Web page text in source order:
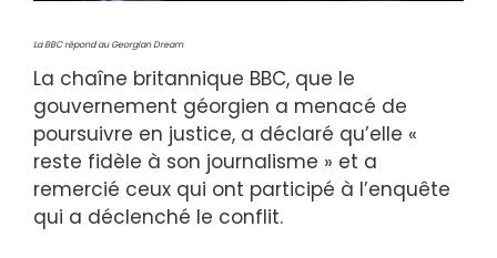
La BBC répond au Georgian Dream
La chaîne britannique BBC, que le
gouvernement géorgien a menacé de
poursuivre en justice, a déclaré qu’elle «
reste fidèle à son journalisme » et a
remercié ceux qui ont participé à l’enquête
qui a déclenché le conflit.